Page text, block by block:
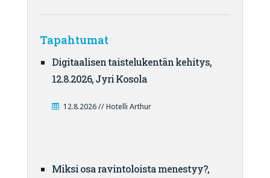
Tapahtumat
Digitaalisen taistelukentän kehitys,
12.8.2026, Jyri Kosola
12.8.2026 // Hotelli Arthur
Miksi osa ravintoloista menestyy?,